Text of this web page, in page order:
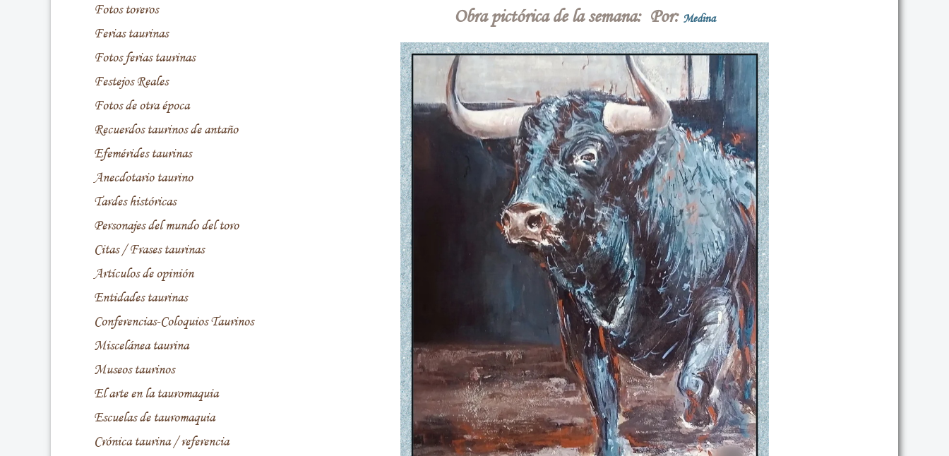
Fotos toreros
Ferias taurinas
Fotos ferias taurinas
Festejos Reales
Fotos de otra época
Recuerdos taurinos de antaño
Efemérides taurinas
Anecdotario taurino
Tardes históricas
Personajes del mundo del toro
Citas / Frases taurinas
Artículos de opinión
Entidades taurinas
Conferencias-Coloquios Taurinos
Miscelánea taurina
Museos taurinos
El arte en la tauromaquia
Escuelas de tauromaquia
Crónica taurina / referencia
Obra pictórica de la semana: Por: Medina